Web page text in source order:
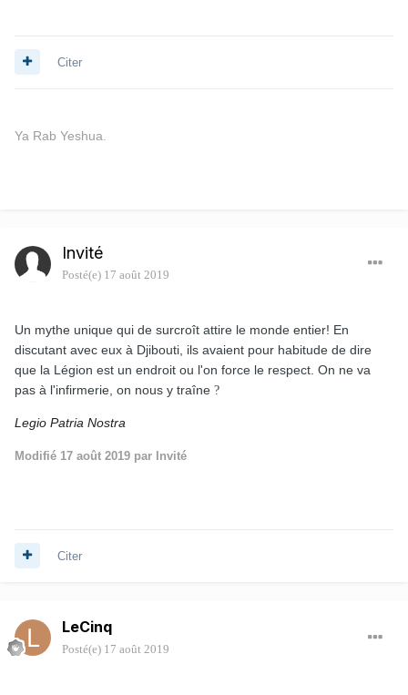
Citer
Ya Rab Yeshua.
Invité
Posté(e) 17 août 2019
Un mythe unique qui de surcroît attire le monde entier! En
discutant avec eux à Djibouti, ils avaient pour habitude de dire
que la Légion est un endroit ou l'on force le respect. On ne va
pas à l'infirmerie, on nous y traîne ?
Legio Patria Nostra
Modifié 17 août 2019 par Invité
Citer
LeCinq
Posté(e) 17 août 2019